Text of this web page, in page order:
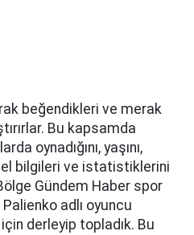
beğendikleri ve merak
Bu kapsamda
oynadığını, yaşını,
bilgileri ve istatistiklerini
Gündem Haber spor
adlı oyuncu
derleyip topladık. Bu